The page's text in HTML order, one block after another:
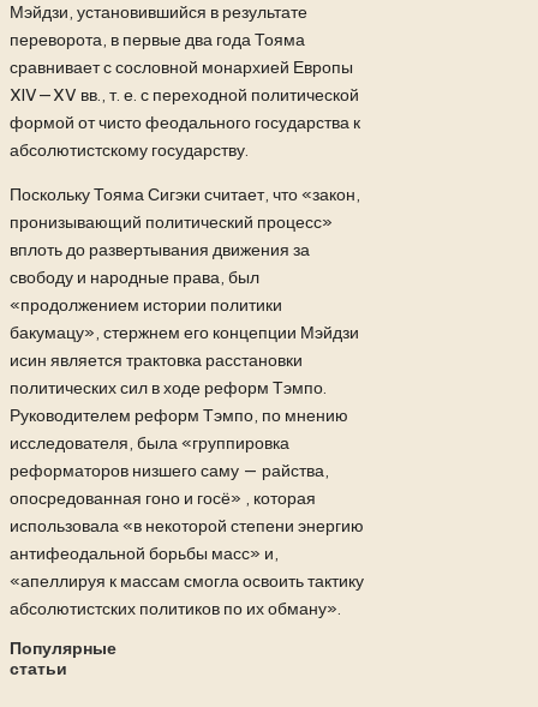
Мэйдзи, установившийся в результате
переворота, в первые два года Тояма
сравнивает с сословной монархией Европы
XIV—XV вв., т. е. с переходной политической
формой от чисто феодального государства к
абсолютистскому государству.
Поскольку Тояма Сигэки считает, что «закон,
пронизывающий политический процесс»
вплоть до развертывания движения за
свободу и народные права, был
«продолжением истории политики
бакумацу», стержнем его концепции Мэйдзи
исин является трактовка расстановки
политических сил в ходе реформ Тэмпо.
Руководителем реформ Тэмпо, по мнению
исследователя, была «группировка
реформаторов низшего саму — райства,
опосредованная гоно и госё» , которая
использовала «в некоторой степени энергию
антифеодальной борьбы масс» и,
«апеллируя к массам смогла освоить тактику
абсолютистских политиков по их обману».
Популярные
статьи